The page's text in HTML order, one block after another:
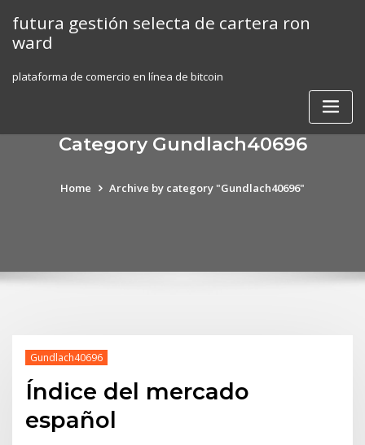
content
futura gestión selecta de cartera ron
ward
plataforma de comercio en línea de bitcoin
Category Gundlach40696
Home Archive by category "Gundlach40696"
Gundlach40696
Índice del mercado
español